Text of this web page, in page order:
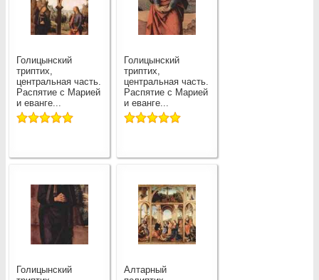
Голицынский
триптих,
центральная часть.
Распятие с Марией
и еванге...
Голицынский
триптих,
центральная часть.
Распятие с Марией
и еванге...
Голицынский
Алтарный